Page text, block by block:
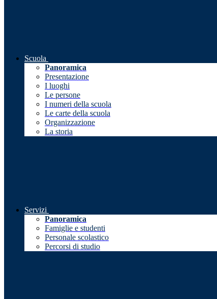
Scuola
Panoramica
Presentazione
I luoghi
Le persone
I numeri della scuola
Le carte della scuola
Organizzazione
La storia
Servizi
Panoramica
Famiglie e studenti
Personale scolastico
Percorsi di studio